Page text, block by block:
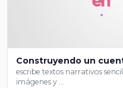
Construyendo un
escribe textos narrativos
imágenes y …